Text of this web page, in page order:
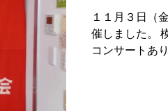
１１月３日（
催しました。
コンサートあ